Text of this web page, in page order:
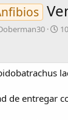
delF
h
a
c
de entregar